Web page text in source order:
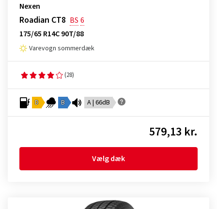
Nexen
Roadian CT8 BS 6
175/65 R14C 90T/88
Varevogn sommerdæk
(28)
D B A | 66dB
579,13 kr.
Vælg dæk